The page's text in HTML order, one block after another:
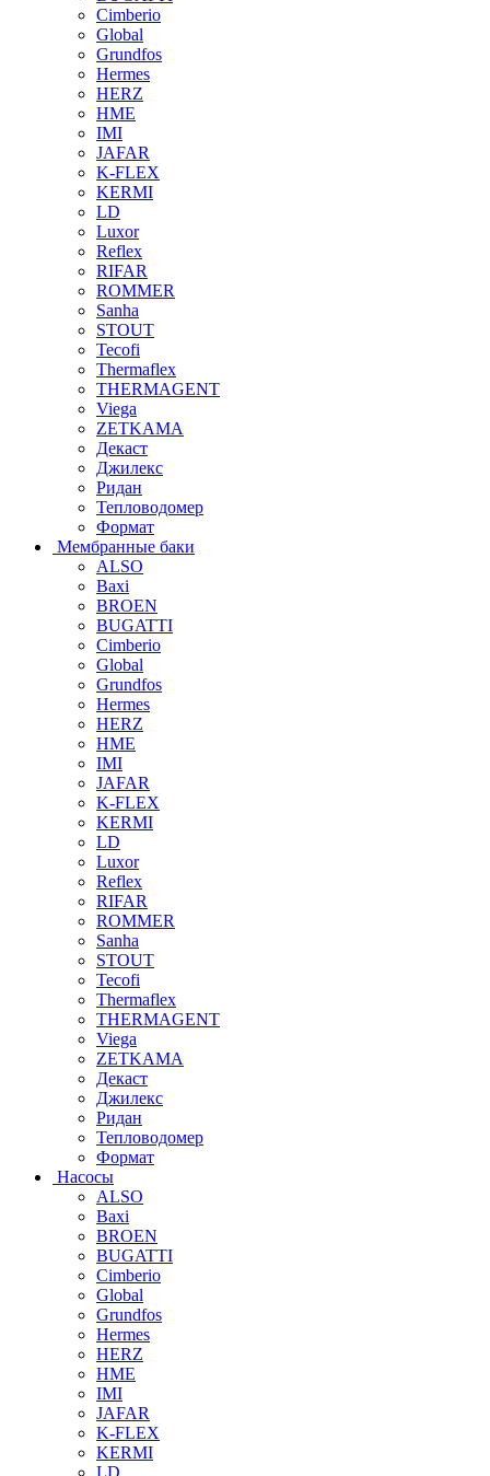
Cimberio
Global
Grundfos
Hermes
HERZ
HME
IMI
JAFAR
K-FLEX
KERMI
LD
Luxor
Reflex
RIFAR
ROMMER
Sanha
STOUT
Tecofi
Thermaflex
THERMAGENT
Viega
ZETKAMA
Декаст
Джилекс
Ридан
Тепловодомер
Формат
Мембранные баки
ALSO
Baxi
BROEN
BUGATTI
Cimberio
Global
Grundfos
Hermes
HERZ
HME
IMI
JAFAR
K-FLEX
KERMI
LD
Luxor
Reflex
RIFAR
ROMMER
Sanha
STOUT
Tecofi
Thermaflex
THERMAGENT
Viega
ZETKAMA
Декаст
Джилекс
Ридан
Тепловодомер
Формат
Насосы
ALSO
Baxi
BROEN
BUGATTI
Cimberio
Global
Grundfos
Hermes
HERZ
HME
IMI
JAFAR
K-FLEX
KERMI
LD